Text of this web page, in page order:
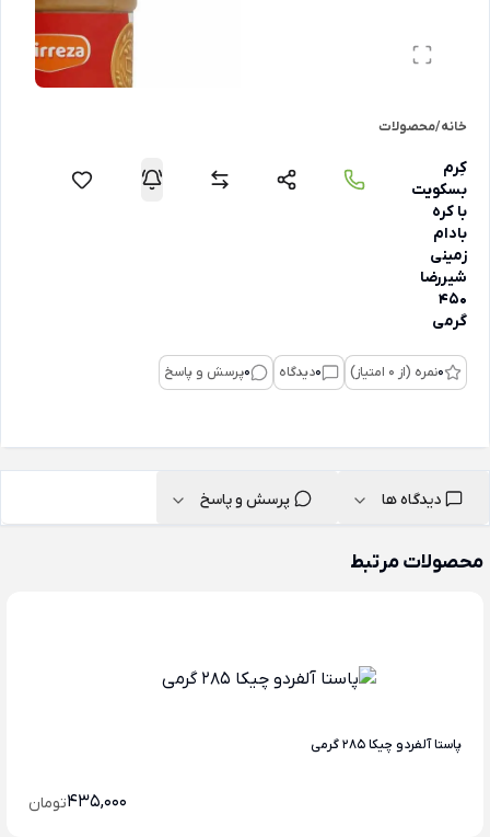
خانه/محصولات
کِرم
بسکویت
با کره
بادام
زمینی
شیررضا
450
گرمی
0نمره (از 0 امتیاز) 0دیدگاه 0پرسش و پاسخ
دیدگاه ها پرسش و پاسخ
محصولات مرتبط
پاستا آلفردو چیکا 285 گرمی
435,000تومان